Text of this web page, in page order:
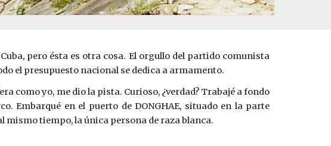
pero ésta es otra cosa. El orgullo del partido comunista
el presupuesto nacional se dedica a armamento.
como yo, me dio la pista. Curioso, ¿verdad? Trabajé a fondo
Embarqué en el puerto deDONGHAE, situado en la parte
mismo tiempo, la única persona de raza blanca.